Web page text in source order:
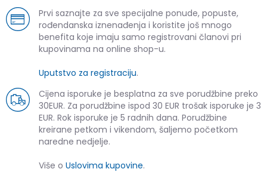
Prvi saznajte za sve specijalne ponude, popuste,
rođendanska iznenađenja i koristite još mnogo
benefita koje imaju samo registrovani članovi pri
kupovinama na online shop-u.
Uputstvo za registraciju.
Cijena isporuke je besplatna za sve porudžbine preko
30EUR. Za porudžbine ispod 30 EUR trošak isporuke je 3
EUR. Rok isporuke je 5 radnih dana. Porudžbine
kreirane petkom i vikendom, šaljemo početkom
naredne nedjelje.
Više o Uslovima kupovine.